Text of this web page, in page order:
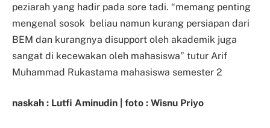
peziarah yang hadir pada sore tadi. “memang penting
mengenal sosok beliau namun kurang persiapan dari
BEM dan kurangnya disupport oleh akademik juga
sangat di kecewakan oleh mahasiswa” tutur Arif
Muhammad Rukastama mahasiswa semester 2
naskah : Lutfi Aminudin | foto : Wisnu Priyo